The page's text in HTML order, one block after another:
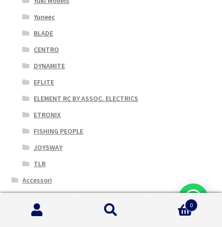
Yuneec
BLADE
CENTRO
DYNAMITE
EFLITE
ELEMENT RC BY ASSOC. ELECTRICS
ETRONIX
FISHING PEOPLE
JOYSWAY
TLR
Accessori
Elicotteri
0